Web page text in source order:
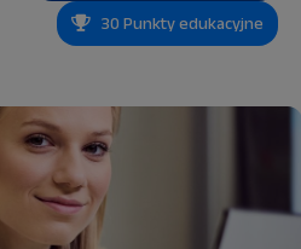
30 Punkty edukacyjne